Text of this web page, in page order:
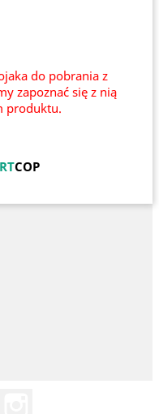
do pobrania z
zapoznać się z nią
produktu.
COP